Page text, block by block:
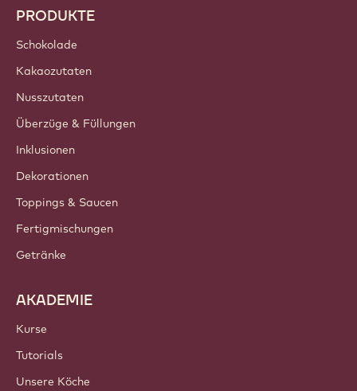
PRODUKTE
Schokolade
Kakaozutaten
Nusszutaten
Überzüge & Füllungen
Inklusionen
Dekorationen
Toppings & Saucen
Fertigmischungen
Getränke
AKADEMIE
Kurse
Tutorials
Unsere Köche